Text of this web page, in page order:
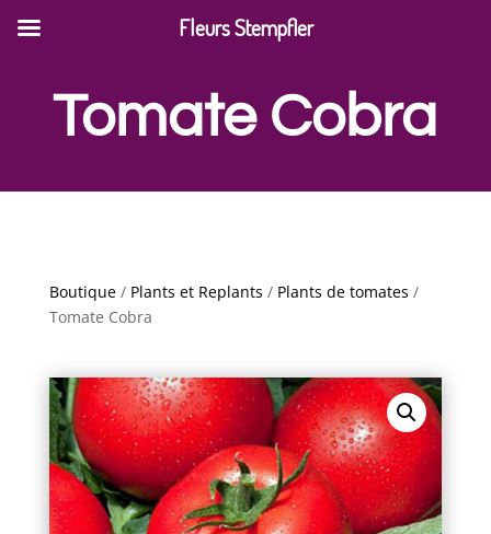
Tomate Cobra
Boutique/ Plants et Replants / Plants de tomates /
Tomate Cobra
Fleurs Stempfler